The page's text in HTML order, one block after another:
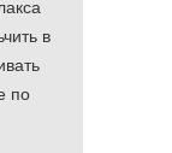
в
по